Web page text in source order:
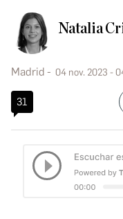
Natalia
Madrid 04 nov. 2023 -
31